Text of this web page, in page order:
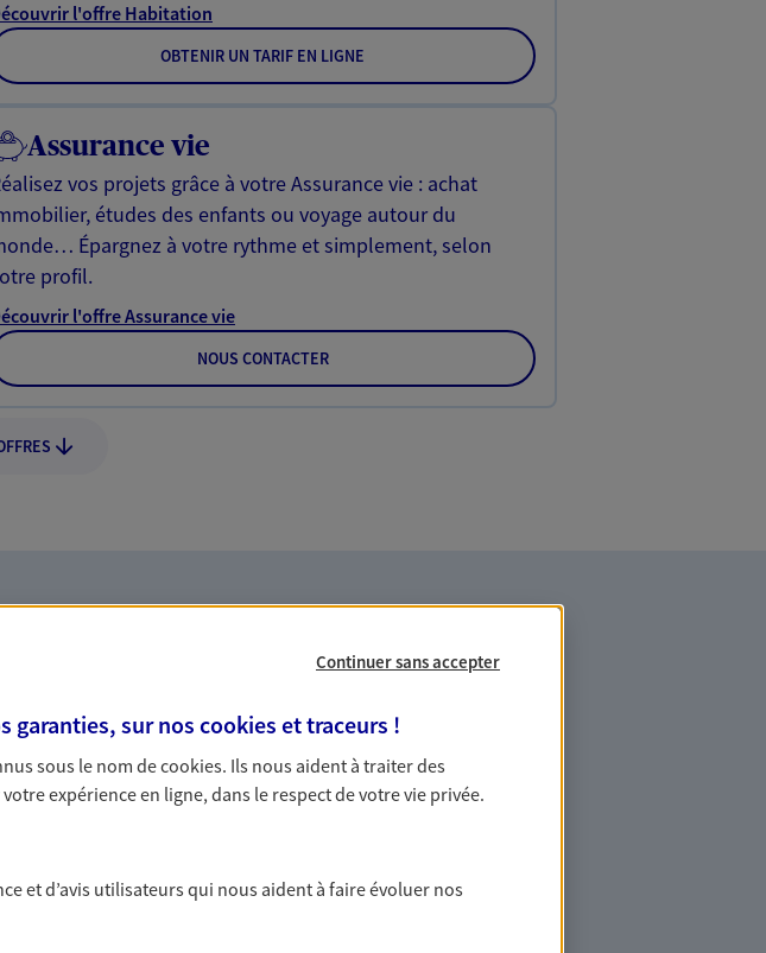
l'offre Habitation
OBTENIR UN TARIF EN LIGNE
Assurance vie
vos projets grâce à votre Assurance vie : achat
études des enfants ou voyage autour du
Épargnez à votre rythme et simplement, selon
profil.
l'offre Assurance vie
NOUS CONTACTER
Vous accompagner dans vos moments
accompagnons sur tous vos besoins d'assurance
Continuer sans accepter
garanties, sur noscookies et traceurs !
sous le nom decookies. Ils nous aident à traiter des
expérience en ligne, dans le respect de votre vie privée.
et d’avis utilisateurs qui nous aident à faire évoluer nos